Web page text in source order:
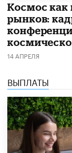
Космос как
рынков:
14 АПРЕЛЯ
ВЫПЛАТЫ